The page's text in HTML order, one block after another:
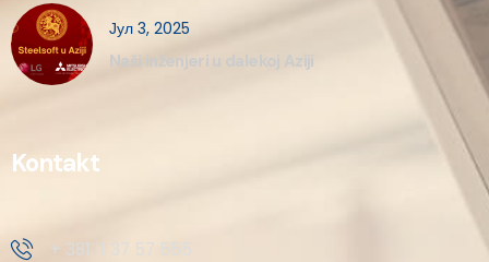
Јул 3, 2025
Naši inženjeri u dalekoj Aziji
Kontakt
+ 381 11 37 57 555